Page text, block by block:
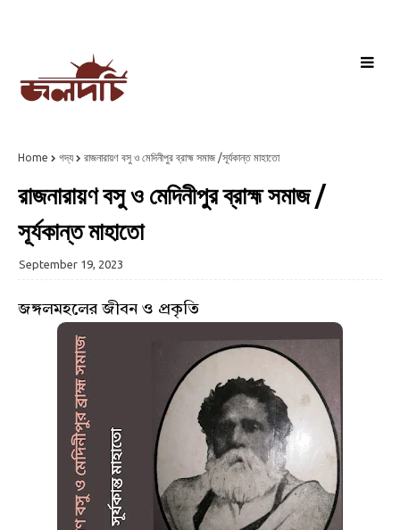
Home গদ্য রাজনারায়ণ বসু ও মেদিনীপুর ব্রাহ্ম সমাজ /সূর্যকান্ত মাহাতো
রাজনারায়ণ বসু ও মেদিনীপুর ব্রাহ্ম সমাজ /
সূর্যকান্ত মাহাতো
September 19, 2023
জঙ্গলমহলের জীবন ও প্রকৃতি